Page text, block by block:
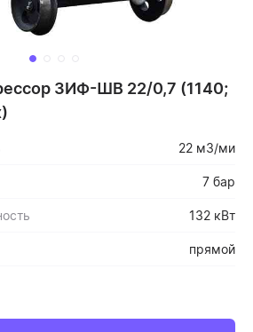
ЗИФ-ШВ 22/0,7 (1140;
22 м3/ми
7 бар
132 кВт
прямой